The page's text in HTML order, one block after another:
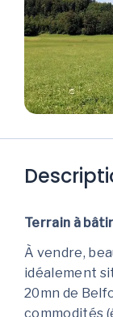
Terrain à
À vendre,
idéalement
20mn de
commodités